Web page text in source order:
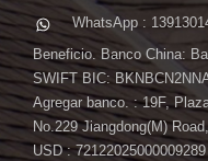
WhatsApp :
Beneficio. Banco China:
SWIFT BIC:
Agregar banco. : 19F,
No.229 Jiangdong(M)
USD : 72122025000009289